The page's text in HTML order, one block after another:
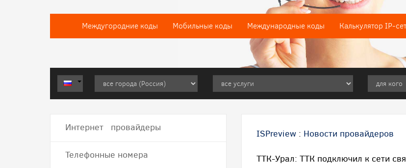
Междугородние коды Мобильные коды Международные коды Калькулятор IP-
ISPreview : Новости провайдеров
ТТК-Урал: ТТК подключил к сети
Интернет провайдеры
Телефонные номера